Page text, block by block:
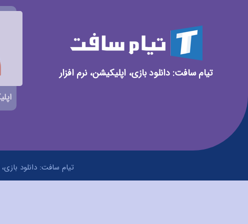
تیام سافت: دانلود بازی، اپلیکیشن، نرم افزار
تیام سافت: دانلود